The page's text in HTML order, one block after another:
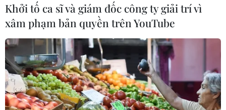
Khởi tố ca sĩ và giám đốc công ty giải trí vì
xâm phạm bản quyền trên YouTube